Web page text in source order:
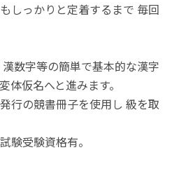
しっかりと定着するまで 毎回
数字等の簡単で基本的な漢字
体仮名へと進みます。
行の競書冊子を使用し 級を取
験受験資格有。